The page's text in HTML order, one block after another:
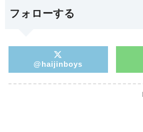
フォローする
@haijinboys